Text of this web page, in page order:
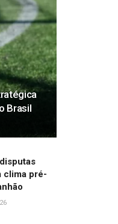
Brasil
clima pré-